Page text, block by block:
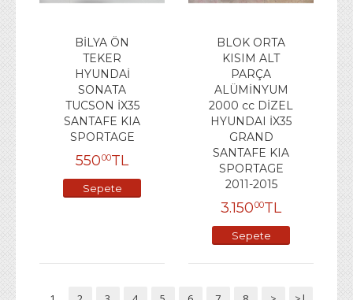
BİLYA ÖN
TEKER
HYUNDAİ
SONATA
TUCSON İX35
SANTAFE KIA
SPORTAGE
55000TL
Sepete
BLOK ORTA
KISIM ALT
PARÇA
ALÜMİNYUM
2000 cc DİZEL
HYUNDAI İX35
GRAND
SANTAFE KIA
SPORTAGE
2011-2015
3.15000TL
Sepete